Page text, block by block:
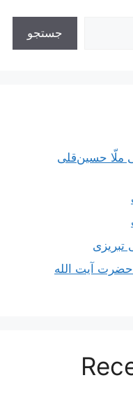
جستجو
ملّا حسین‌قلی
تبریزی
آیت الله